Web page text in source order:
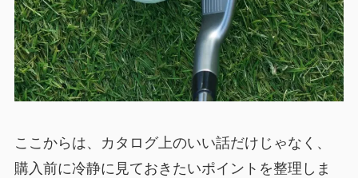
ここからは、カタログ上のいい話だけじゃなく、
購入前に冷静に見ておきたいポイントを整理しま